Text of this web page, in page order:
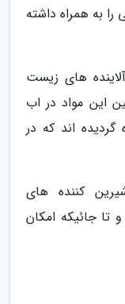
به همراه داشته
های زیست
این مواد در اب
اند که در
کننده های
جائیکه امکان